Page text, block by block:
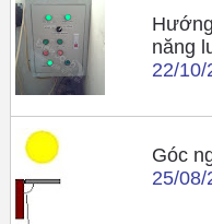
năng
22/10/
Góc
25/08/